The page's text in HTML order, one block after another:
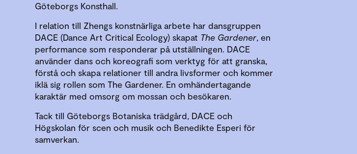
Göteborgs Konsthall.
I relation till Zhengs konstnärliga arbete har dansgruppen
DACE (Dance Art Critical Ecology) skapat The Gardener, en
performance som responderar på utställningen. DACE
använder dans och koreografi som verktyg för att granska,
förstå och skapa relationer till andra livsformer och kommer
iklä sig rollen som The Gardener. En omhändertagande
karaktär med omsorg om mossan och besökaren.
Tack till Göteborgs Botaniska trädgård, DACE och
Högskolan för scen och musik och Benedikte Esperi för
samverkan.